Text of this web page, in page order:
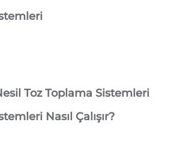
Toz Toplama Sistemleri
Nasıl Çalışır?